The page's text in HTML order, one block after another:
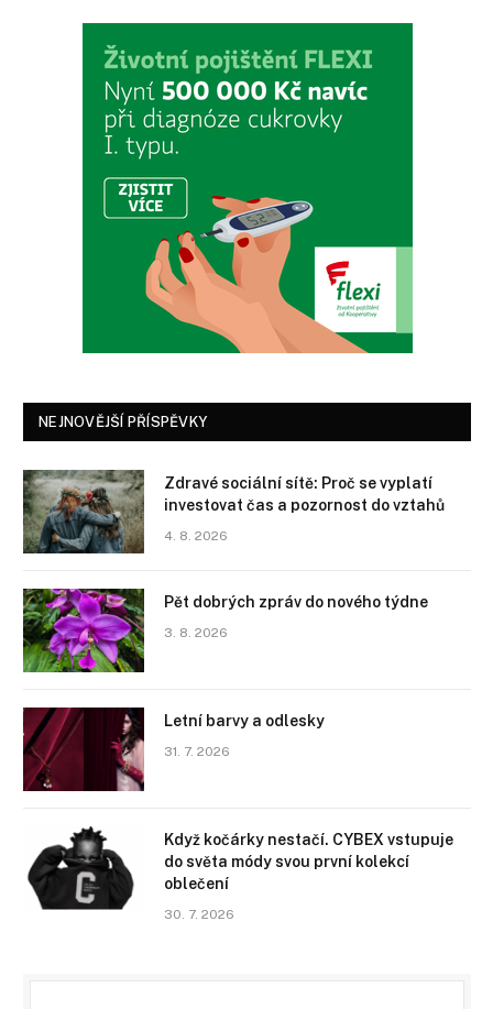
NEJNOVĚJŠÍ PŘÍSPĚVKY
Zdravé sociální sítě: Proč se vyplatí
investovat čas a pozornost do vztahů
4. 8. 2026
Pět dobrých zpráv do nového týdne
3. 8. 2026
Letní barvy a odlesky
31. 7. 2026
Když kočárky nestačí. CYBEX vstupuje
do světa módy svou první kolekcí
oblečení
30. 7. 2026